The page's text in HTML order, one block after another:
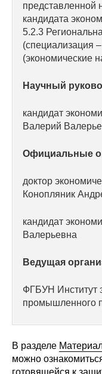
Издания
О
Номера
Научные
О
представленной
кандидата
5.2.3
(специализация
(экономические
Научный
кандидат
Валерий
Официальные
доктор
Конопляник
кандидат
Валерьевна
Ведущая
ФГБУН Институт
промышленного
В разделе
можно
готовящейся к